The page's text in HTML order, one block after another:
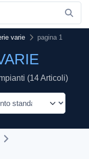
varie pagina 1
(14 Articoli)